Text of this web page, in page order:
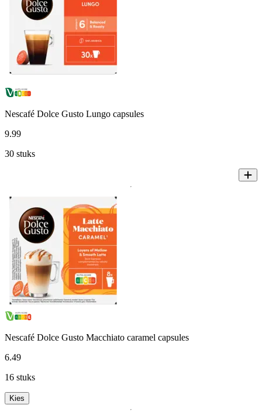
Nescafé Dolce Gusto Lungo capsules
9.99
30 stuks
Nescafé Dolce Gusto Macchiato caramel capsules
6.49
16 stuks
Kies